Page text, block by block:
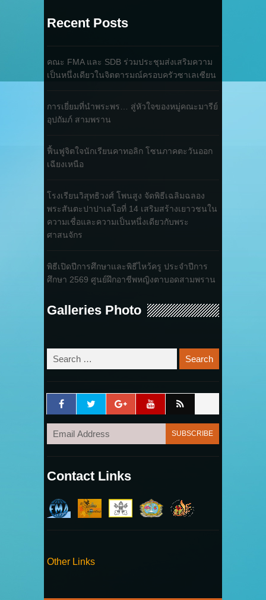
Recent Posts
คณะ FMA และ SDB ร่วมประชุมส่งเสริมความ
เป็นหนึ่งเดียวในจิตตารมณ์ครอบครัวซาเลเซียน
การเยี่ยมที่นำพระพร… สู่หัวใจของหมู่คณะมารีย์
อุปถัมภ์ สามพราน
ฟื้นฟูจิตใจนักเรียนคาทอลิก โซนภาคตะวันออก
เฉียงเหนือ
โรงเรียนวิสุทธิวงศ์ โพนสูง จัดพิธีเฉลิมฉลอง
พระสันตะปาปาเลโอที่ 14 เสริมสร้างเยาวชนใน
ความเชื่อและความเป็นหนึ่งเดียวกับพระ
ศาสนจักร
พิธีเปิดปีการศึกษาและพิธีไหว้ครู ประจำปีการ
ศึกษา 2569 ศูนย์ฝึกอาชีพหญิงตาบอดสามพราน
Galleries Photo
Contact Links
Other Links